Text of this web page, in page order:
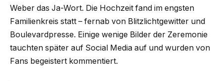
Weber das Ja-Wort. Die Hochzeit fand im engsten
Familienkreis statt – fernab von Blitzlichtgewitter und
Boulevardpresse. Einige wenige Bilder der Zeremonie
tauchten später auf Social Media auf und wurden von
Fans begeistert kommentiert.